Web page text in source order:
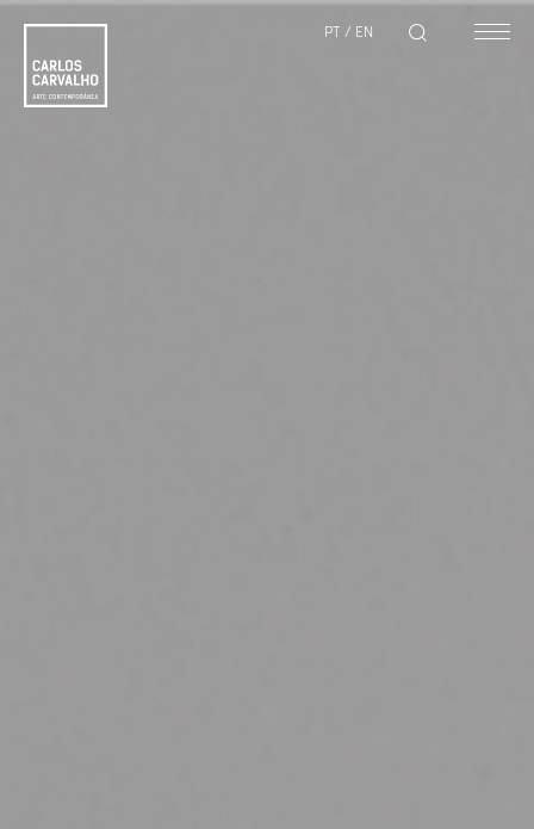
PT / EN